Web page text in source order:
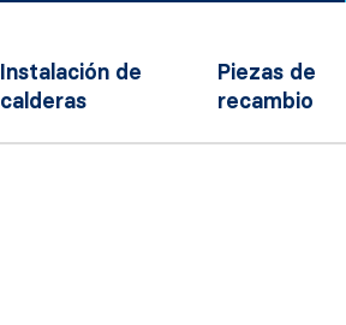
Instalación de
calderas
Piezas de
recambio